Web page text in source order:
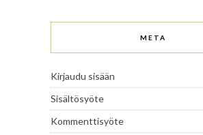
META
Kirjaudu sisään
Sisältösyöte
Kommenttisyöte